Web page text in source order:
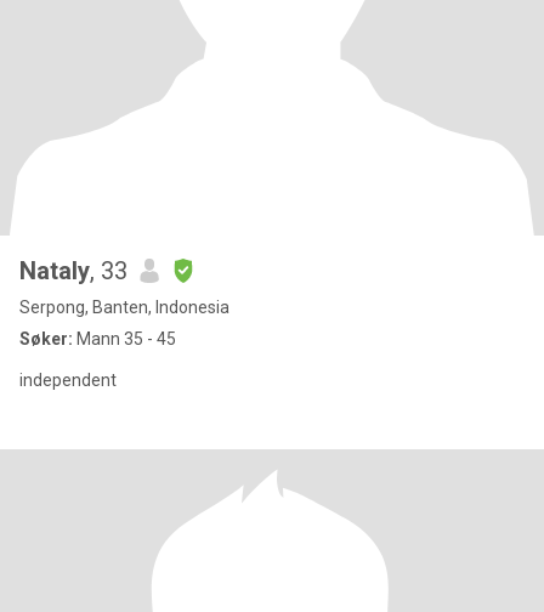
Nataly, 33
Serpong, Banten, Indonesia
Søker: Mann 35 - 45
independent